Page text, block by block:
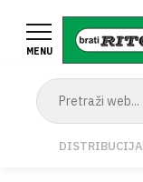
glavni
DISTRIBUCIJA
MENU